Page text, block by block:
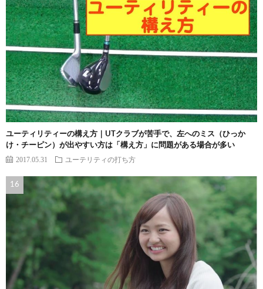
ユーティリティーの構え方｜UTクラブが苦手で、左へのミス（ひっか
け・チーピン）が出やすい方は「構え方」に問題がある場合が多い
2017.05.31 ユーテリティの打ち方